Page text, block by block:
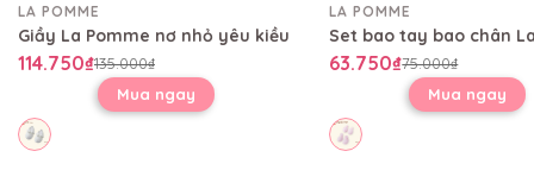
LA POMME
Giầy La Pomme nơ nhỏ yêu kiều
114.750₫135.000₫
Mua ngay
LA POMME
63.750₫75.000₫
Mua ngay